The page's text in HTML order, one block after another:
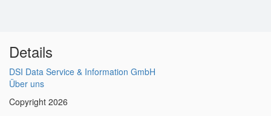
Details
DSI Data Service & Information GmbH
Über uns
Copyright 2026